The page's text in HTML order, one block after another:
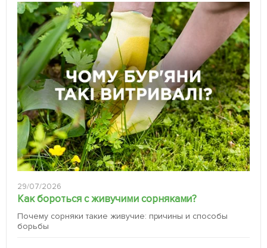
29/07/2026
Как бороться с живучими сорняками?
Почему сорняки такие живучие: причины и способы
борьбы